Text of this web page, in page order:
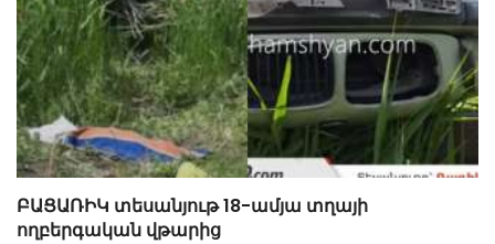
ԲԱՑԱՌԻԿ տեսանյութ 18-ամյա տղայի
ողբերգական վթարից